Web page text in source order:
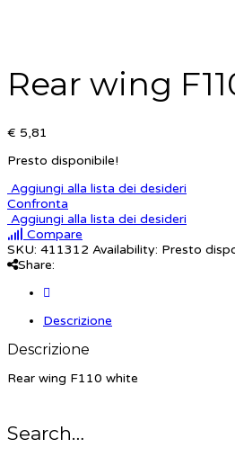
Rear wing
€ 5,81
Presto disponibile!
Aggiungi alla lista dei desideri
Confronta
Aggiungi alla lista dei desideri
Compare
SKU: 411312 Availability: Presto
Share:
Descrizione
Descrizione
Rear wing F110 white
Search…